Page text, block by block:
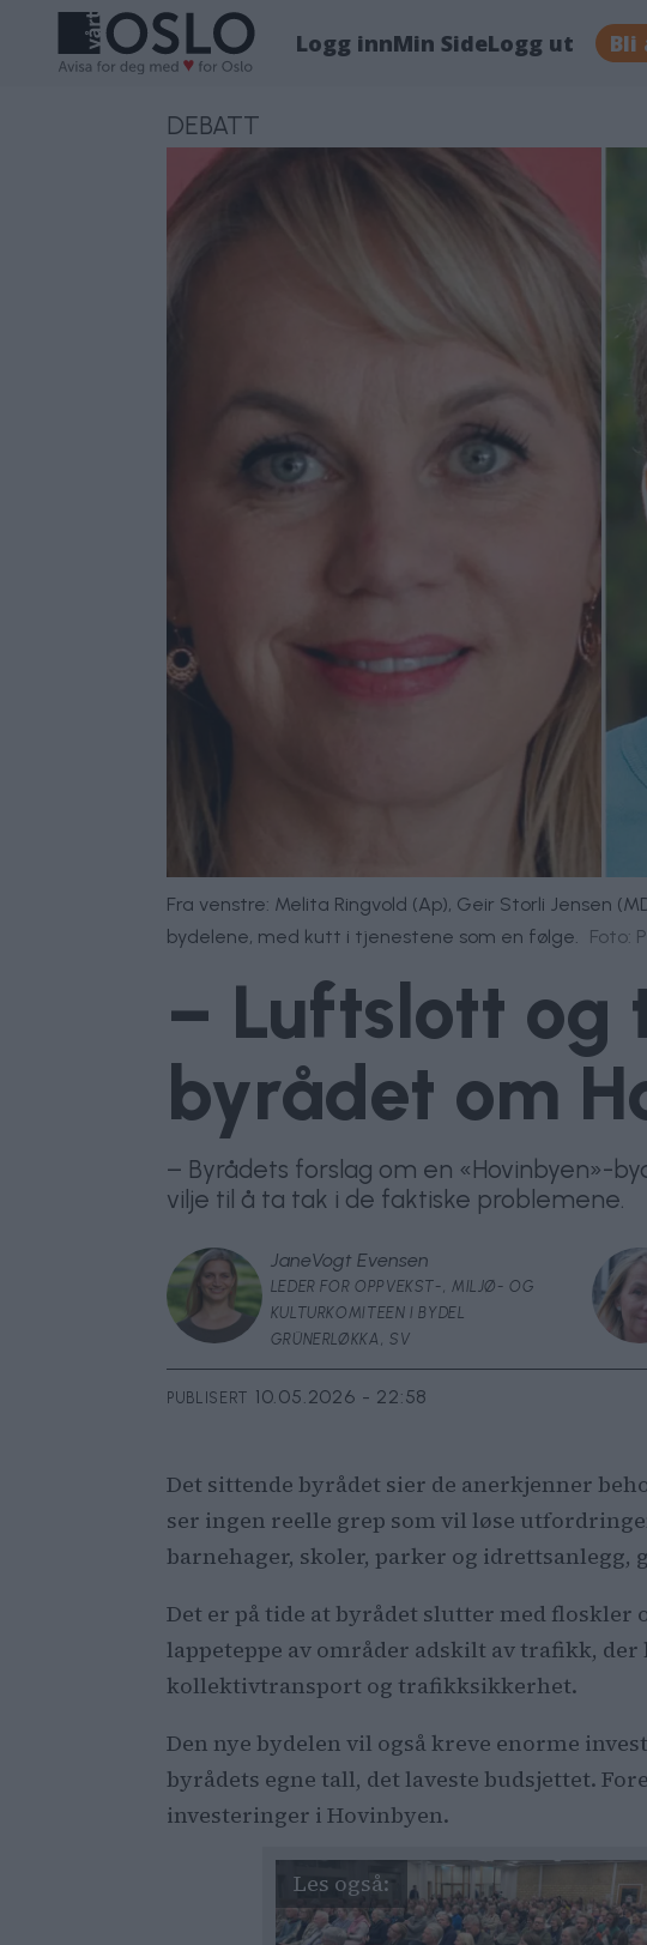
Logg innMin SideLogg ut Bli
DEBATT
Fra venstre: Melita Ringvold (Ap), Geir Storli Jensen
bydelene, med kutt i tjenestene som en følge.
Foto:
– Luftslott
byrådet om
– Byrådets forslag om en «Hovinbyen»-
vilje til å ta tak i de faktiske problemene.
JaneVogt Evensen
LEDER FOR OPPVEKST-, MILJØ- OG
KULTURKOMITEEN I BYDEL
GRÜNERLØKKA, SV
PUBLISERT 10.05.2026 - 22:58
Det sittende byrådet sier de anerkjenner
ser ingen reelle grep som vil løse
barnehager, skoler, parker og
Det er på tide at byrådet slutter med floskler
lappeteppe av områder adskilt av trafikk,
kollektivtransport og trafikksikkerhet.
Den nye bydelen vil også kreve enorme
byrådets egne tall, det laveste budsjettet.
investeringer i Hovinbyen.